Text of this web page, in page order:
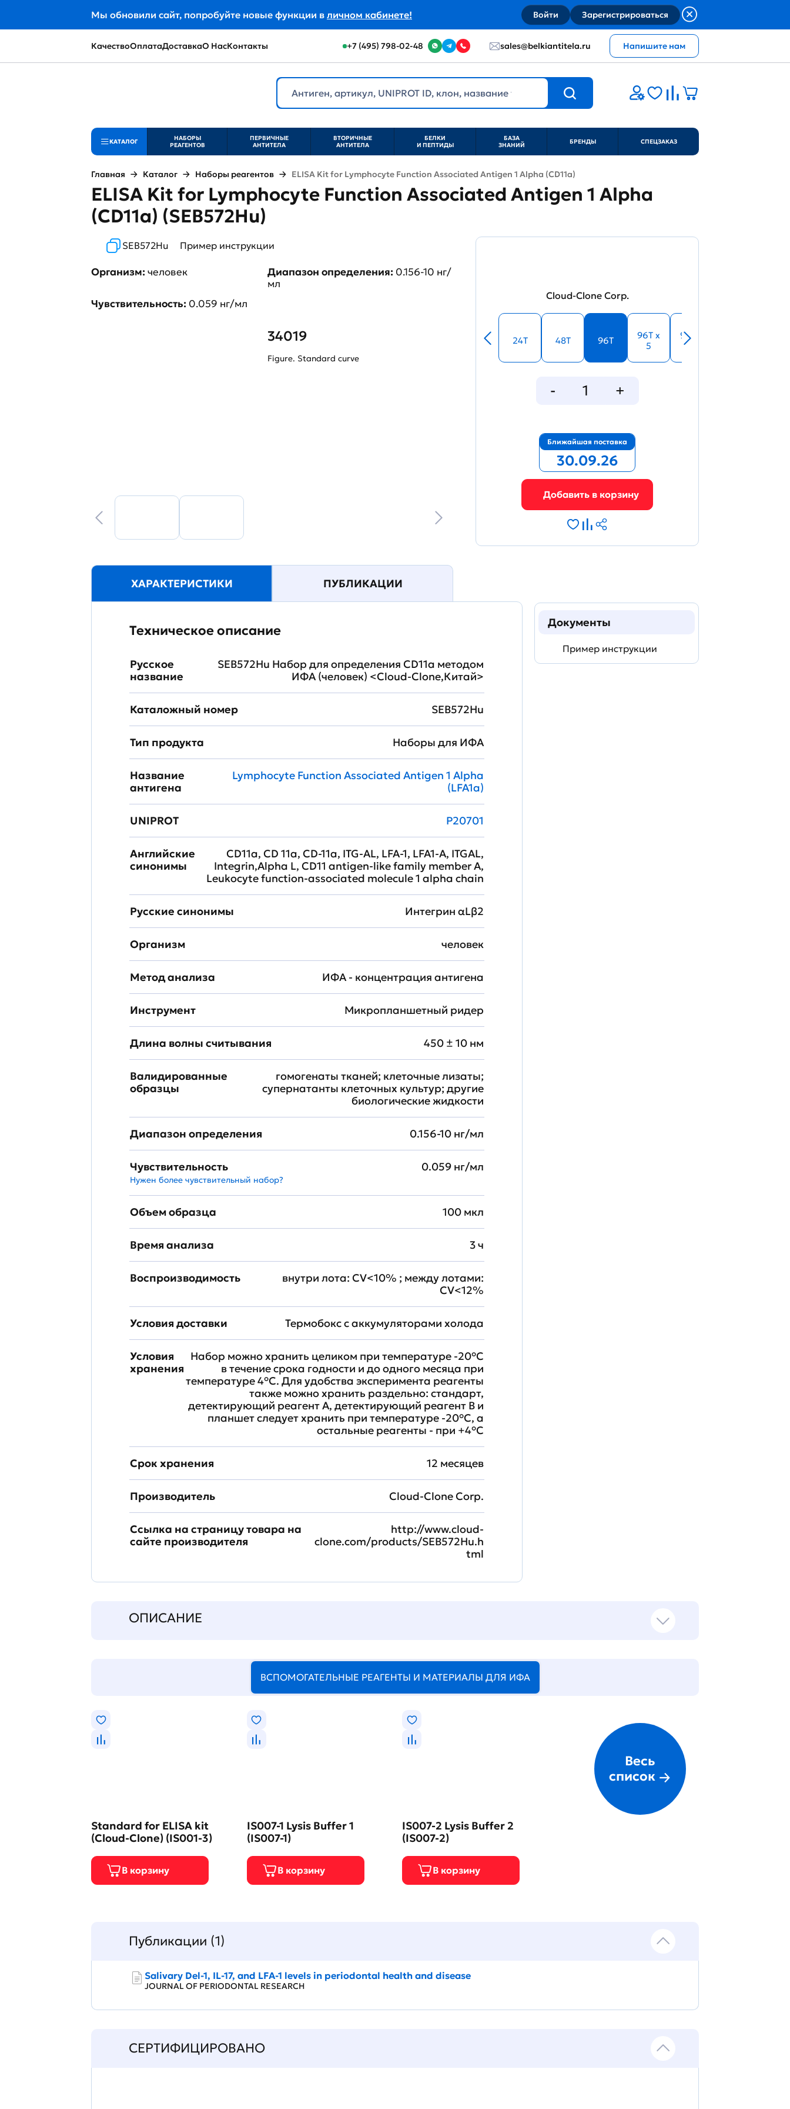
Мы обновили сайт, попробуйте новые функции в личном кабинете! Войти Зарегистрироваться
КачествоОплатаДоставкаО НасКонтакты +7 (495) 798-02-48 sales@belkiantitela.ru Напишите нам
КАТАЛОГ
НАБОРЫ
РЕАГЕНТОВ
ПЕРВИЧНЫЕ
АНТИТЕЛА
ВТОРИЧНЫЕ
АНТИТЕЛА
БЕЛКИ
И ПЕПТИДЫ
БАЗА
ЗНАНИЙ
БРЕНДЫ СПЕЦЗАКАЗ
Главная Каталог Наборы реагентов ELISA Kit for Lymphocyte Function Associated Antigen 1 Alpha (CD11a)
ELISA Kit for Lymphocyte Function Associated Antigen 1 Alpha
(CD11a) (SEB572Hu)
SEB572Hu Пример инструкции
Организм:человек Диапазон определения: 0.156-10 нг/
мл
Чувствительность: 0.059 нг/мл
34019
Figure. Standard curve
Cloud-Clone Corp.
24T 48T 96T
96T x
5
96T x
10
Ближайшая поставка
30.09.26
ХАРАКТЕРИСТИКИ ПУБЛИКАЦИИ
Техническое описание
Русское
название
SEB572Hu Набор для определения CD11a методом
ИФА (человек) <Cloud-Clone,Китай>
Каталожный номер SEB572Hu
Тип продукта Наборы для ИФА
Название
антигена
Lymphocyte Function Associated Antigen 1 Alpha
(LFA1a)
UNIPROT P20701
Английские
синонимы
CD11a, CD 11a, CD-11a, ITG-AL, LFA-1, LFA1-A, ITGAL,
Integrin,Alpha L, CD11 antigen-like family member A,
Leukocyte function-associated molecule 1 alpha chain
Русские синонимы Интегрин αLβ2
Организм человек
Метод анализа ИФА - концентрация антигена
Инструмент Микропланшетный ридер
Длина волны считывания 450 ± 10 нм
Валидированные
образцы
гомогенаты тканей; клеточные лизаты;
супернатанты клеточных культур; другие
биологические жидкости
Диапазон определения 0.156-10 нг/мл
Чувствительность
Нужен более чувствительный набор?
0.059 нг/мл
Объем образца 100 мкл
Время анализа 3 ч
Воспроизводимость
внутри лота: CV<10% ; между лотами:
CV<12%
Условия доставки Термобокс с аккумуляторами холода
Условия
хранения
Набор можно хранить целиком при температуре -20°C
в течение срока годности и до одного месяца при
температуре 4°C. Для удобства эксперимента реагенты
также можно хранить раздельно: стандарт,
детектирующий реагент A, детектирующий реагент B и
планшет следует хранить при температуре -20°C, а
остальные реагенты - при +4°С
Срок хранения 12 месяцев
Производитель Cloud-Clone Corp.
Ссылка на страницу товара на
сайте производителя
http://www.cloud-
clone.com/products/SEB572Hu.h
tml
Документы
Пример инструкции
ОПИСАНИЕ
ВСПОМОГАТЕЛЬНЫЕ РЕАГЕНТЫ И МАТЕРИАЛЫ ДЛЯ ИФА
Standard for ELISA kit
(Cloud-Clone) (IS001-3)
IS007-1 Lysis Buffer 1
(IS007-1)
IS007-2 Lysis Buffer 2
(IS007-2)
Весь
список
Публикации (1)
Salivary Del‐1, IL‐17, and LFA‐1 levels in periodontal health and disease
JOURNAL OF PERIODONTAL RESEARCH
СЕРТИФИЦИРОВАНО